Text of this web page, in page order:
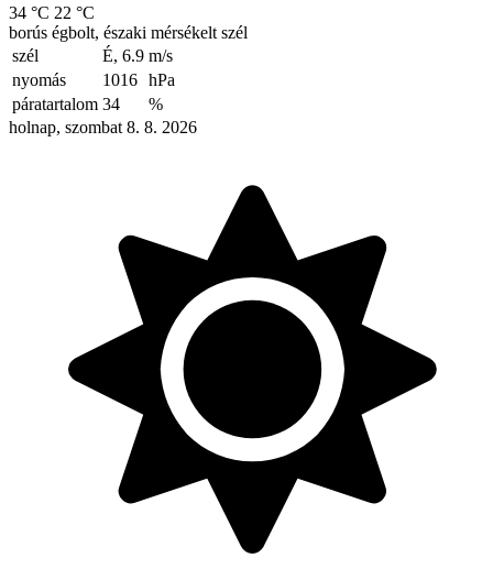
34 °C 22 °C
borús égbolt, északi mérsékelt szél
szél
É, 6.9 m/s
nyomás
1016 hPa
páratartalom 34
%
holnap, szombat 8. 8. 2026